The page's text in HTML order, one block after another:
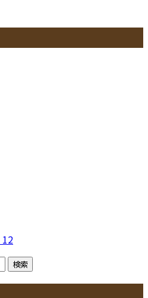
12